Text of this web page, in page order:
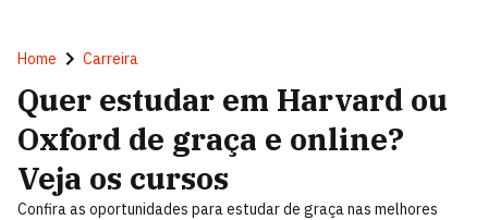
Home Carreira
Quer estudar em Harvard ou
Oxford de graça e online?
Veja os cursos
Confira as oportunidades para estudar de graça nas melhores